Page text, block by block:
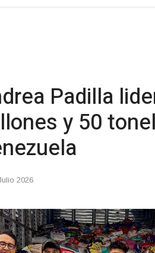
Padilla
y 50
2026